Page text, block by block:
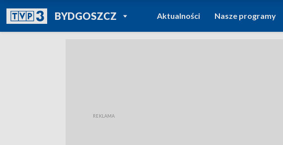
BYDGOSZCZPOWRÓT DO
TVP REGIONY
Aktualności Nasze programy